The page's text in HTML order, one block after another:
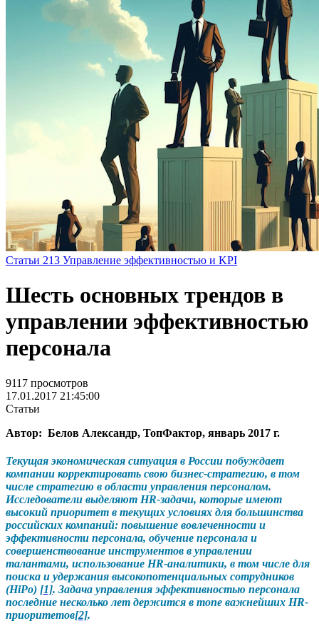
Статьи 213 Управление эффективностью и KPI
Шесть основных трендов в
управлении эффективностью
персонала
9117 просмотров
17.01.2017 21:45:00
Статьи
Автор: Белов Александр, ТопФактор, январь 2017 г.
Текущая экономическая ситуация в России побуждает
компании корректировать свою бизнес-стратегию, в том
числе стратегию в области управления персоналом.
Исследователи выделяют HR-задачи, которые имеют
высокий приоритет в текущих условиях для большинства
российских компаний: повышение вовлеченности и
эффективности персонала, обучение персонала и
совершенствование инструментов в управлении
талантами, использование HR-аналитики, в том числе для
поиска и удержания высокопотенциальных сотрудников
(HiPo) [1]. Задача управления эффективностью персонала
последние несколько лет держится в топе важнейших HR-
приоритетов[2].